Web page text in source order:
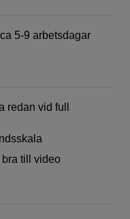
5-9 arbetsdagar
redan vid full
till video